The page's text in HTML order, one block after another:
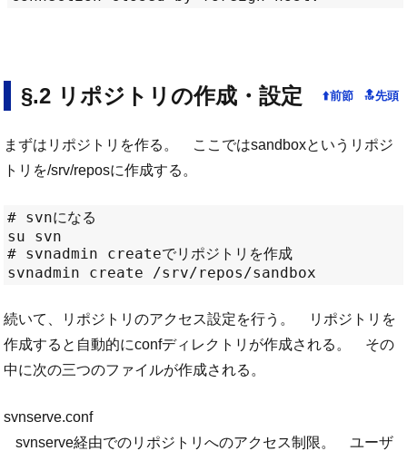
リポジトリの作成・設定
まずはリポジトリを作る。 ここではsandboxというリポジ
トリを/srv/reposに作成する。
# svnになる
su svn
# svnadmin createでリポジトリを作成
続いて、リポジトリのアクセス設定を行う。 リポジトリを
作成すると自動的にconfディレクトリが作成される。 その
中に次の三つのファイルが作成される。
svnserve.conf
svnserve経由でのリポジトリへのアクセス制限。 ユーザ